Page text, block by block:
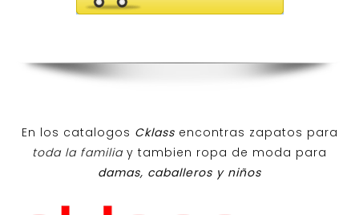
En los catalogos Cklass encontras zapatos para
toda la familiay tambien ropa de moda para
damas, caballeros y niños